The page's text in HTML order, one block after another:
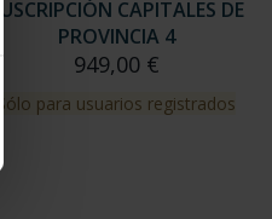
SUSCRIPCIÓN CAPITALES DE
PROVINCIA 4
949,00 €
Sólo para usuarios registrados